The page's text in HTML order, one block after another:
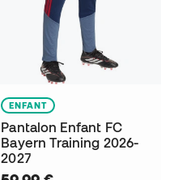
ENFANT
Pantalon Enfant FC
Bayern Training 2026-
2027